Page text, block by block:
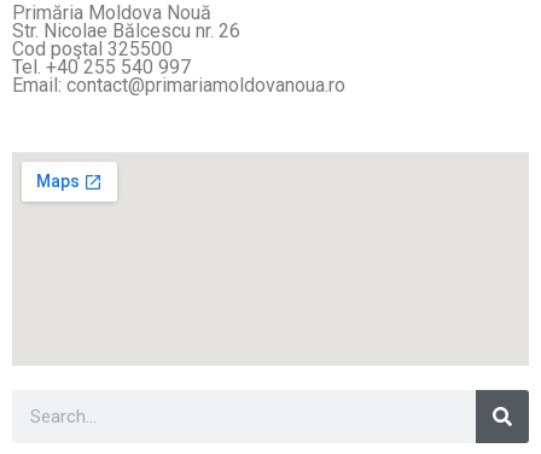
Primăria Moldova Nouă
Str. Nicolae Bălcescu nr. 26
Cod poştal 325500
Tel. +40 255 540 997
Email: contact@primariamoldovanoua.ro